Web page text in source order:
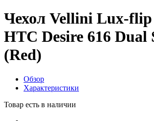
Чехол Vellini Lux-flip
HTC Desire 616 Dual
(Red)
Обзор
Характеристики
Товар есть в наличии